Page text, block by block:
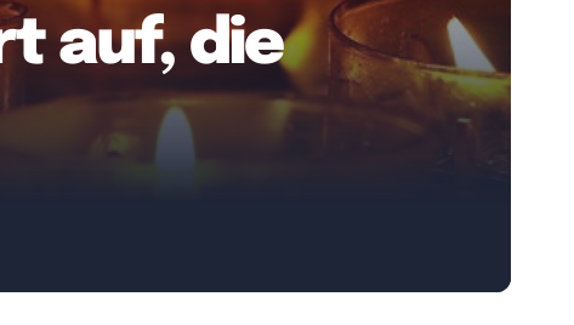
auf, die